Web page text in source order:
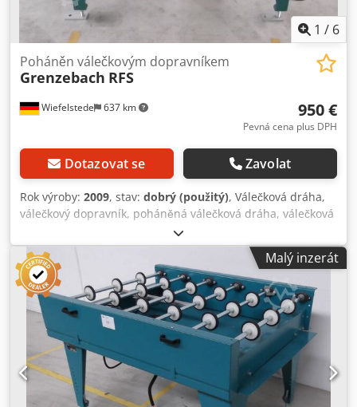
1 / 6
Wiefelstede 637 km
Poháněn válečkovým dopravníkem
Grenzebach RFS
950 €
Pevná cena plus DPH
Dotazovat se Zavolat
Rok výroby: 2009, stav: dobrý (použitý), Válečková dráha,
válečkový dopravník, poháněná válečková dráha, válečková
trať - robustní provedení - posuvná - elektrický pohon -
pohonný motor: 0,37 kW 71 ot./min - šířka válečků: 850 mm
Cedpfxjb A S Ubj Ap Ajrf - dopravní délka: 1400 mm -
průměr válečků: 105 mm - válečky: pogumované - průměr
hřídele: 25 mm - dopravní výška: 1100 mm, nastavitelná -
pohon: pomocí řemenu - množství: 2x válečková dráha
skladem - cena: za kus - rozměry: 1140/1150/V1110 mm -
hmotnost: 230 kg
Malý inzerát